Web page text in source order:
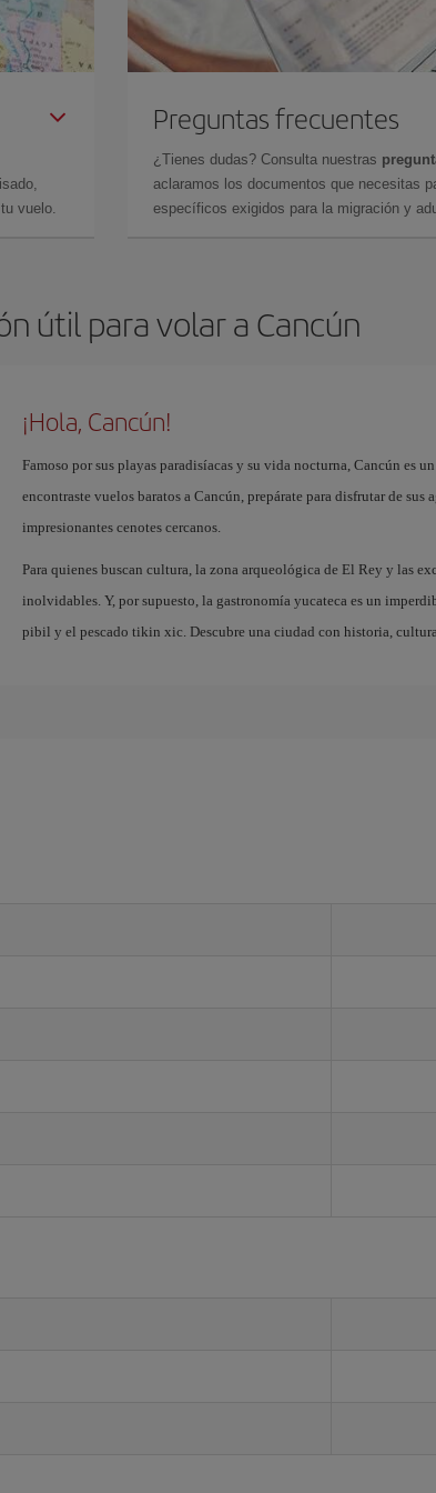
vuelo.
Preguntas frecuentes
¿Tienes dudas? Consulta nuestras
aclaramos los documentos que necesitas
específicos exigidos para la migración y
útil para volar a Cancún
¡Hola, Cancún!
Famoso por sus playas paradisíacas y su vida nocturna, Cancún es
encontraste vuelos baratos a Cancún, prepárate para disfrutar de sus
impresionantes cenotes cercanos.
Para quienes buscan cultura, la zona arqueológica de El Rey y las
inolvidables. Y, por supuesto, la gastronomía yucateca es un
pibil y el pescado tikin xic. Descubre una ciudad con historia,